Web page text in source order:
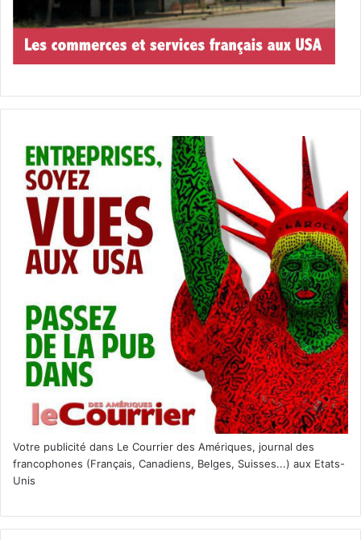
Votre publicité dans Le Courrier des Amériques, journal des
francophones (Français, Canadiens, Belges, Suisses...) aux Etats-
Unis